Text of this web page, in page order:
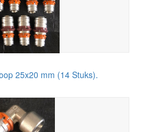
25x20 mm (14 Stuks).